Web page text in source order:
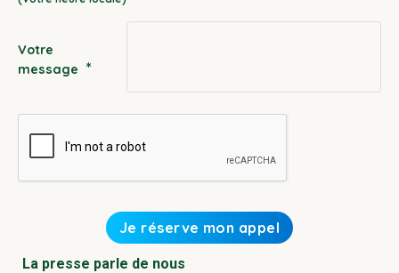
Votre
message *
La presse parle de nous